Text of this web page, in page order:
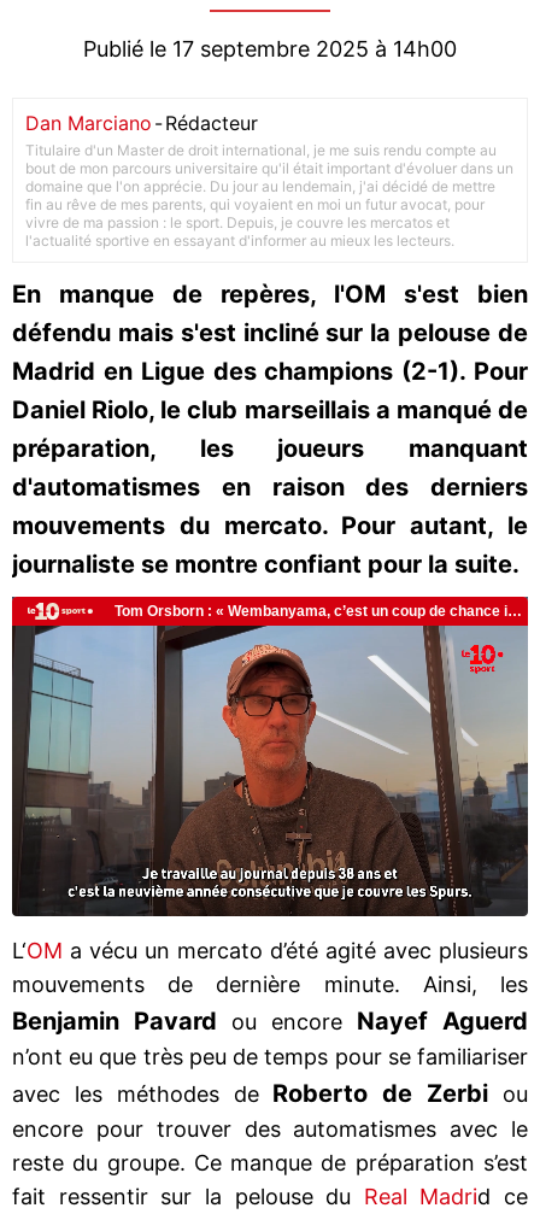
Publié le 17 septembre 2025 à 14h00
Dan Marciano -Rédacteur
Titulaire d'un Master de droit international, je me suis rendu compte au
bout de mon parcours universitaire qu'il était important d'évoluer dans un
domaine que l'on apprécie. Du jour au lendemain, j'ai décidé de mettre
fin au rêve de mes parents, qui voyaient en moi un futur avocat, pour
vivre de ma passion : le sport. Depuis, je couvre les mercatos et
l'actualité sportive en essayant d'informer au mieux les lecteurs.
En manque de repères, l'OM s'est bien
défendu mais s'est incliné sur la pelouse de
Madrid en Ligue des champions (2-1). Pour
Daniel Riolo, le club marseillais a manqué de
préparation, les joueurs manquant
d'automatismes en raison des derniers
mouvements du mercato. Pour autant, le
journaliste se montre confiant pour la suite.
L‘OM a vécu un mercato d’été agité avec plusieurs
mouvements de dernière minute. Ainsi, les
Benjamin Pavard ou encore Nayef Aguerd
n’ont eu que très peu de temps pour se familiariser
avec les méthodes de Roberto de Zerbi
ou
encore pour trouver des automatismes avec le
reste du groupe. Ce manque de préparation s’est
fait ressentir sur la pelouse du Real Madrid ce